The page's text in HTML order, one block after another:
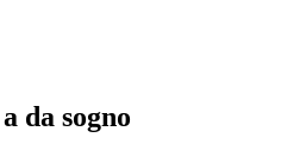
da sogno